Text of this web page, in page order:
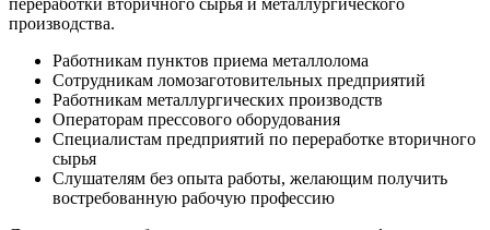
переработки вторичного сырья и металлургического
производства.
Работникам пунктов приема металлолома
Сотрудникам ломозаготовительных предприятий
Работникам металлургических производств
Операторам прессового оборудования
Специалистам предприятий по переработке вторичного
сырья
Слушателям без опыта работы, желающим получить
востребованную рабочую профессию